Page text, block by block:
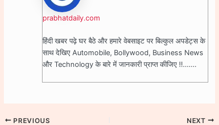
prabhatdaily.com
हिंदी खबर पढ़े घर बैठे और हमारे वेबसाइट पर बिल्कुल अपडेट्स के
साथ देखिए Automobile, Bollywood, Business News
और Technology के बारे में जानकारी प्राप्त कीजिए !!.......
PREVIOUS NEXT